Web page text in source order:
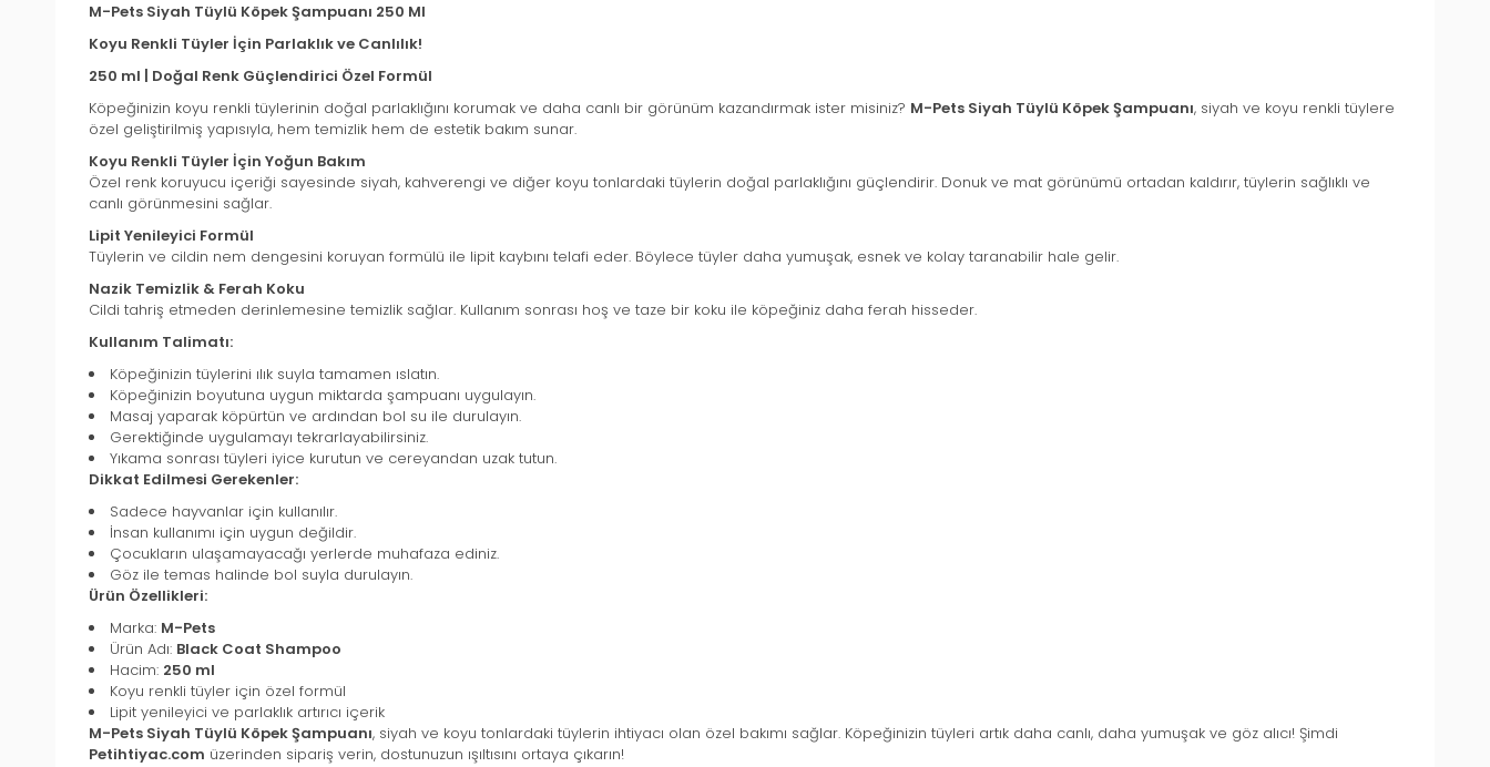
M-Pets Siyah Tüylü Köpek Şampuanı 250 Ml
Koyu Renkli Tüyler İçin Parlaklık ve Canlılık!
250 ml | Doğal Renk Güçlendirici Özel Formül
Köpeğinizin koyu renkli tüylerinin doğal parlaklığını korumak ve daha canlı bir görünüm kazandırmak ister misiniz? M-Pets Siyah Tüylü Köpek Şampuanı, siyah ve koyu renkli tüylere
özel geliştirilmiş yapısıyla, hem temizlik hem de estetik bakım sunar.
Koyu Renkli Tüyler İçin Yoğun Bakım
Özel renk koruyucu içeriği sayesinde siyah, kahverengi ve diğer koyu tonlardaki tüylerin doğal parlaklığını güçlendirir. Donuk ve mat görünümü ortadan kaldırır, tüylerin sağlıklı ve
canlı görünmesini sağlar.
Lipit Yenileyici Formül
Tüylerin ve cildin nem dengesini koruyan formülü ile lipit kaybını telafi eder. Böylece tüyler daha yumuşak, esnek ve kolay taranabilir hale gelir.
Nazik Temizlik & Ferah Koku
Cildi tahriş etmeden derinlemesine temizlik sağlar. Kullanım sonrası hoş ve taze bir koku ile köpeğiniz daha ferah hisseder.
Kullanım Talimatı:
Köpeğinizin tüylerini ılık suyla tamamen ıslatın.
Köpeğinizin boyutuna uygun miktarda şampuanı uygulayın.
Masaj yaparak köpürtün ve ardından bol su ile durulayın.
Gerektiğinde uygulamayı tekrarlayabilirsiniz.
Yıkama sonrası tüyleri iyice kurutun ve cereyandan uzak tutun.
Dikkat Edilmesi Gerekenler:
Sadece hayvanlar için kullanılır.
İnsan kullanımı için uygun değildir.
Çocukların ulaşamayacağı yerlerde muhafaza ediniz.
Göz ile temas halinde bol suyla durulayın.
Ürün Özellikleri:
Marka: M-Pets
Ürün Adı: Black Coat Shampoo
Hacim: 250 ml
Koyu renkli tüyler için özel formül
Lipit yenileyici ve parlaklık artırıcı içerik
M-Pets Siyah Tüylü Köpek Şampuanı, siyah ve koyu tonlardaki tüylerin ihtiyacı olan özel bakımı sağlar. Köpeğinizin tüyleri artık daha canlı, daha yumuşak ve göz alıcı! Şimdi
Petihtiyac.com üzerinden sipariş verin, dostunuzun ışıltısını ortaya çıkarın!